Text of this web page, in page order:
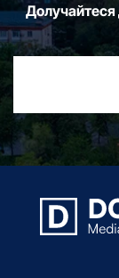
Долучайтеся